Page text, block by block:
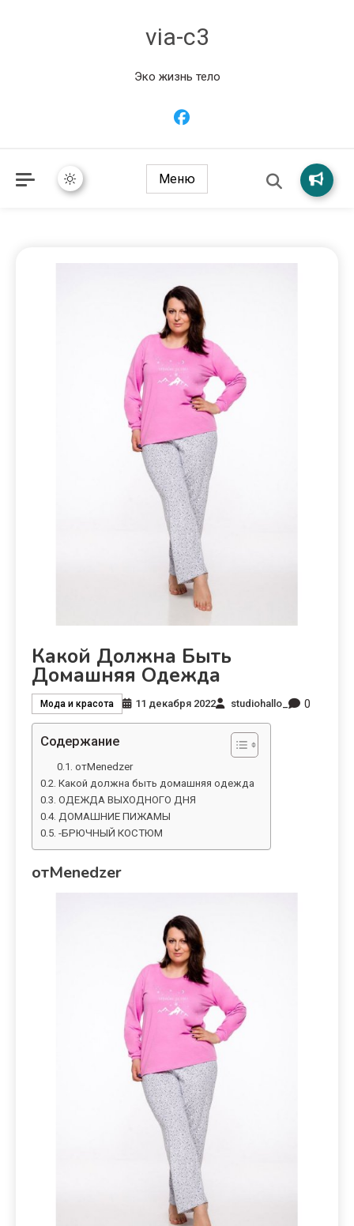
via-c3
Эко жизнь тело
Меню
Какой Должна Быть
Домашняя Одежда
Мода и красота 11 декабря 2022 studiohallo_ 0
Содержание
отMenedzer
Какой должна быть домашняя одежда
ОДЕЖДА ВЫХОДНОГО ДНЯ
ДОМАШНИЕ ПИЖАМЫ
-БРЮЧНЫЙ КОСТЮМ
отMenedzer